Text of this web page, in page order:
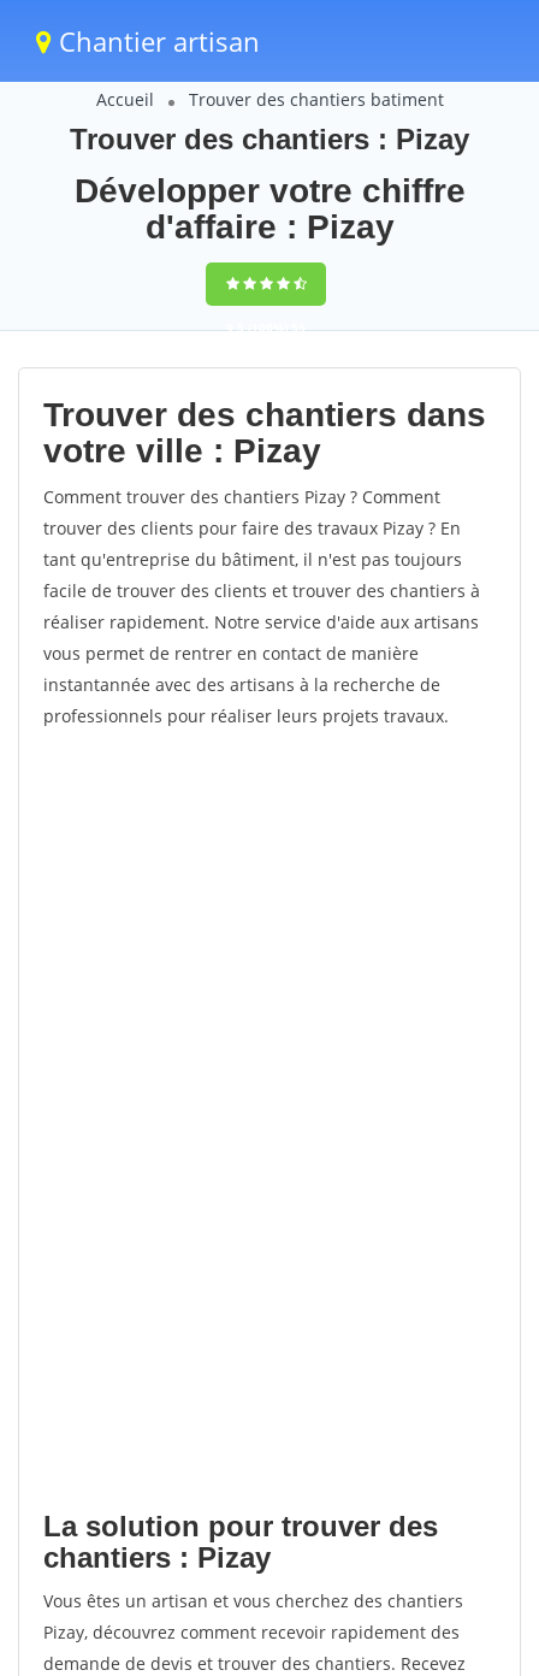
Chantier artisan
Accueil Trouver des chantiers batiment
Trouver des chantiers : Pizay
Développer votre chiffre
d'affaire : Pizay
9,5(100%)55
votes
Trouver des chantiers dans
votre ville : Pizay
Comment trouver des chantiers Pizay ? Comment
trouver des clients pour faire des travaux Pizay ? En
tant qu'entreprise du bâtiment, il n'est pas toujours
facile de trouver des clients et trouver des chantiers à
réaliser rapidement. Notre service d'aide aux artisans
vous permet de rentrer en contact de manière
instantannée avec des artisans à la recherche de
professionnels pour réaliser leurs projets travaux.
La solution pour trouver des
chantiers : Pizay
Vous êtes un artisan et vous cherchez des chantiers
Pizay, découvrez comment recevoir rapidement des
demande de devis et trouver des chantiers. Recevez